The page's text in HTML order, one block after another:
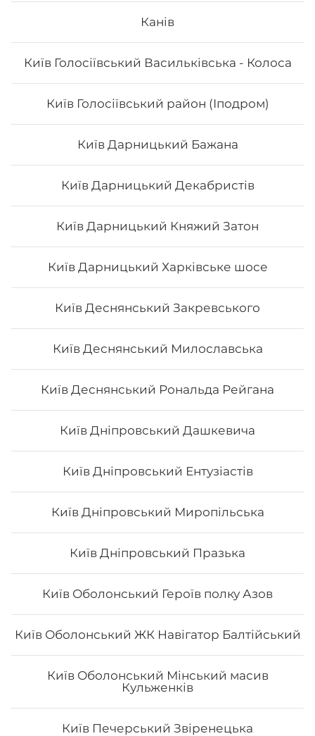
Канів
Київ Голосіївський Васильківська - Колоса
Київ Голосіївський район (Іподром)
Київ Дарницький Бажана
Київ Дарницький Декабристів
Київ Дарницький Княжий Затон
Київ Дарницький Харківське шосе
Київ Деснянський Закревського
Київ Деснянський Милославська
Київ Деснянський Рональда Рейгана
Київ Дніпровський Дашкевича
Київ Дніпровський Ентузіастів
Київ Дніпровський Миропільська
Київ Дніпровський Празька
Київ Оболонський Героїв полку Азов
Київ Оболонський ЖК Навігатор Балтійський
Київ Оболонський Мінський масив
Кульженків
Київ Печерський Звіренецька
тунцем, футо асорті, футо з лососем
588₴ Хочу
Вага: 1375 г Склад: філадельфія з лососем, філадельфія
з х/к, філадельфія з тунцем, філадельфія з тигровою
креветкою, філадельфія з вугрем
884₴ Хочу
Сет "Від Шефа 50/50"